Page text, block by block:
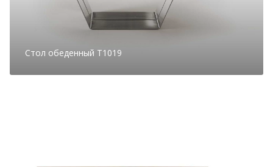
Стол обеденный T1019